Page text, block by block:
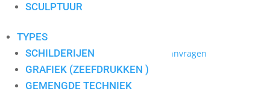
SCULPTUUR
TYPES
SCHILDERIJEN
GRAFIEK (ZEEFDRUKKEN )
GEMENGDE TECHNIEK
Toevoegen aan mijn lijst / Offerte aanvragen
Blue wonder